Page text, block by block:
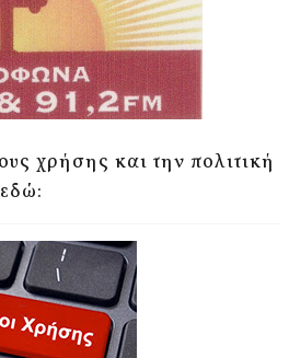
χρήσης και την πολιτική